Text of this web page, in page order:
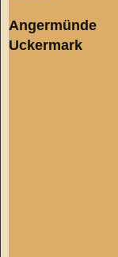
Angermünde
Uckermark